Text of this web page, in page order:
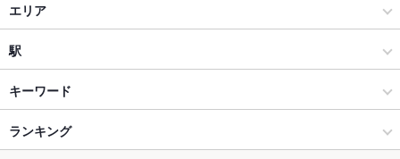
和食
焼き鳥・鶏料理
熊本市(上通り･下通り･新市街) × 和食
熊本市(上通り･下通り･新市街) × 焼き鳥・鶏料理
エリア
下通り（通町筋～銀座通り）
下通り（通町筋～銀座通り） × 和食
下通り（通町筋～銀座通り） × 焼き鳥・鶏料理
駅
辛島町駅
熊本城・市役所前駅
キーワード
手羽先 からあげ 牛すじ
ランキング